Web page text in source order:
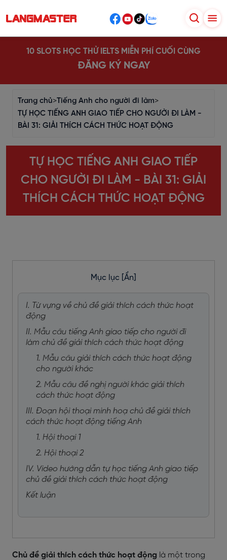
10 SLOTS HỌC THỬ IELTS MIỄN PHÍ CUỐI CÙNG
ĐĂNG KÝ NGAY
Trang chủ>Tiếng Anh cho người đi làm>
TỰ HỌC TIẾNG ANH GIAO TIẾP CHO NGƯỜI ĐI LÀM -
BÀI 31: GIẢI THÍCH CÁCH THỨC HOẠT ĐỘNG
TỰ HỌC TIẾNG ANH GIAO TIẾP
CHO NGƯỜI ĐI LÀM - BÀI 31: GIẢI
THÍCH CÁCH THỨC HOẠT ĐỘNG
Mục lục [Ẩn]
I. Từ vựng về chủ đề giải thích cách thức hoạt
động
II. Mẫu câu tiếng Anh giao tiếp cho người đi
làm chủ đề giải thích cách thức hoạt động
1. Mẫu câu giải thích cách thức hoạt động
cho người khác
2. Mẫu câu đề nghị người khác giải thích
cách thức hoạt động
III. Đoạn hội thoại minh hoạ chủ đề giải thích
cách thức hoạt động tiếng Anh
1. Hội thoại 1
2. Hội thoại 2
IV. Video hướng dẫn tự học tiếng Anh giao tiếp
chủ đề giải thích cách thức hoạt động
Kết luận
Chủ đề giải thích cách thức hoạt động là một trong